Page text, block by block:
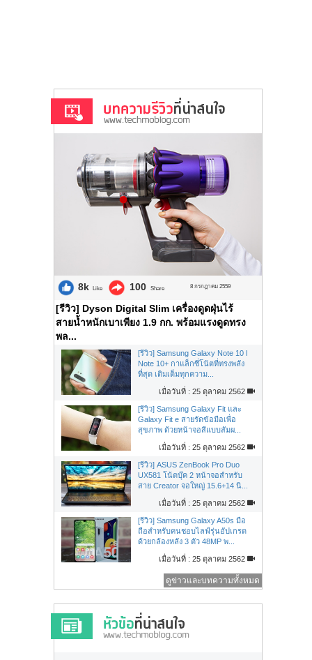
8k Like 100 Share 8 กรกฎาคม 2559
[รีวิว] Dyson Digital Slim เครื่องดูดฝุ่นไร้
สายน้ำหนักเบาเพียง 1.9 กก. พร้อมแรงดูดทรง
พล...
[รีวิว] Samsung Galaxy Note 10 l
Note 10+ กาแล็กซี่โน้ตที่ทรงพลัง
ที่สุด เติมเต็มทุกความ...
เมื่อวันที่ : 25 ตุลาคม 2562
[รีวิว] Samsung Galaxy Fit และ
Galaxy Fit e สายรัดข้อมือเพื่อ
สุขภาพ ด้วยหน้าจอสีแบบสัมผ...
เมื่อวันที่ : 25 ตุลาคม 2562
[รีวิว] ASUS ZenBook Pro Duo
UX581 โน้ตบุ๊ค 2 หน้าจอสำหรับ
สาย Creator จอใหญ่ 15.6+14 นิ...
เมื่อวันที่ : 25 ตุลาคม 2562
[รีวิว] Samsung Galaxy A50s มือ
ถือสำหรับคนชอบไลฟ์รุ่นอัปเกรด
ด้วยกล้องหลัง 3 ตัว 48MP พ...
เมื่อวันที่ : 25 ตุลาคม 2562
ดูข่าวและบทความทั้งหมด